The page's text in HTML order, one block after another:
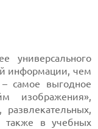
универсального
информации, чем
самое выгодное
изображения»,
также в учебных